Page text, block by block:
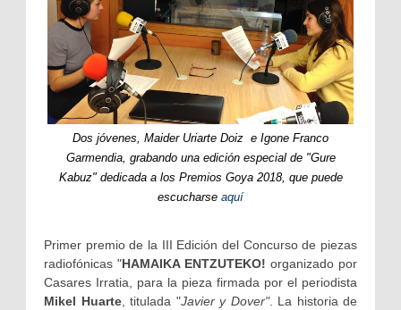
Dos jóvenes, Maider Uriarte Doiz e Igone Franco
Garmendia, grabando una edición especial de "Gure
Kabuz" dedicada a los Premios Goya 2018, que puede
escucharse aquí
Primer premio de la III Edición del Concurso de piezas
radiofónicas "HAMAIKA ENTZUTEKO! organizado por
Casares Irratia, para la pieza firmada por el periodista
Mikel Huarte, titulada "Javier y Dover". La historia de